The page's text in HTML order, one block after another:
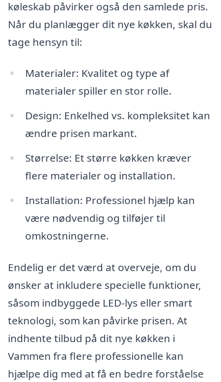
køleskab påvirker også den samlede pris.
Når du planlægger dit nye køkken, skal du
tage hensyn til:
Materialer: Kvalitet og type af
materialer spiller en stor rolle.
Design: Enkelhed vs. kompleksitet kan
ændre prisen markant.
Størrelse: Et større køkken kræver
flere materialer og installation.
Installation: Professionel hjælp kan
være nødvendig og tilføjer til
omkostningerne.
Endelig er det værd at overveje, om du
ønsker at inkludere specielle funktioner,
såsom indbyggede LED-lys eller smart
teknologi, som kan påvirke prisen. At
indhente tilbud på dit nye køkken i
Vammen fra flere professionelle kan
hjælpe dig med at få en bedre forståelse